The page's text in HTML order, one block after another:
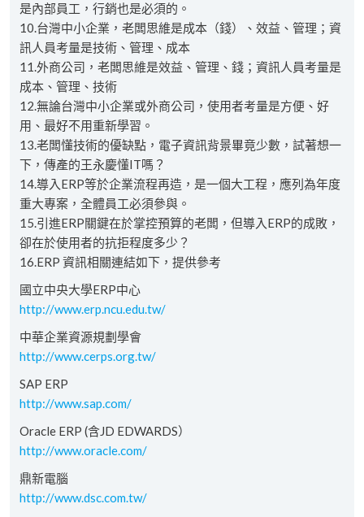
是內部員工，行銷也是必須的。
10.台灣中小企業，老闆思維是成本（錢）、效益、管理；資
訊人員考量是技術、管理、成本
11.外商公司，老闆思維是效益、管理、錢；資訊人員考量是
成本、管理、技術
12.無論台灣中小企業或外商公司，使用者考量是方便、好
用、最好不用重新學習。
13.老闆懂技術的優缺點，電子資訊背景畢竟少數，試著想一
下，傳產的王永慶懂IT嗎？
14.導入ERP等於企業流程再造，是一個大工程，應列為年度
重大專案，全體員工必須參與。
15.引進ERP關鍵在於掌控預算的老闆，但導入ERP的成敗，
卻在於使用者的抗拒程度多少？
16.ERP 資訊相關連結如下，提供參考
國立中央大學ERP中心
http://www.erp.ncu.edu.tw/
中華企業資源規劃學會
http://www.cerps.org.tw/
SAP ERP
http://www.sap.com/
Oracle ERP (含JD EDWARDS）
http://www.oracle.com/
鼎新電腦
http://www.dsc.com.tw/